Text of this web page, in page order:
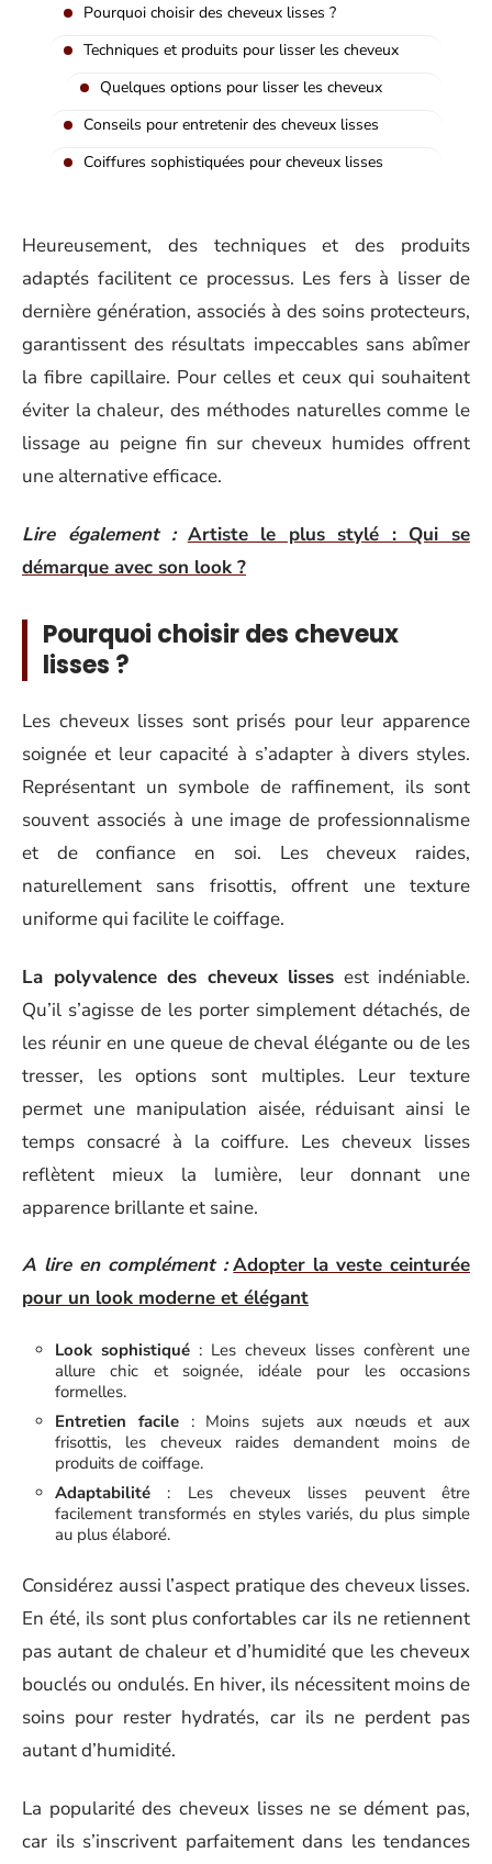
Pourquoi choisir des cheveux lisses ?
Techniques et produits pour lisser les cheveux
Quelques options pour lisser les cheveux
Conseils pour entretenir des cheveux lisses
Coiffures sophistiquées pour cheveux lisses
Heureusement, des techniques et des produits
adaptés facilitent ce processus. Les fers à lisser de
dernière génération, associés à des soins protecteurs,
garantissent des résultats impeccables sans abîmer
la fibre capillaire. Pour celles et ceux qui souhaitent
éviter la chaleur, des méthodes naturelles comme le
lissage au peigne fin sur cheveux humides offrent
une alternative efficace.
Lire également : Artiste le plus stylé : Qui se
démarque avec son look ?
Pourquoi choisir des cheveux
lisses ?
Les cheveux lisses sont prisés pour leur apparence
soignée et leur capacité à s’adapter à divers styles.
Représentant un symbole de raffinement, ils sont
souvent associés à une image de professionnalisme
et de confiance en soi. Les cheveux raides,
naturellement sans frisottis, offrent une texture
uniforme qui facilite le coiffage.
La polyvalence des cheveux lisses est indéniable.
Qu’il s’agisse de les porter simplement détachés, de
les réunir en une queue de cheval élégante ou de les
tresser, les options sont multiples. Leur texture
permet une manipulation aisée, réduisant ainsi le
temps consacré à la coiffure. Les cheveux lisses
reflètent mieux la lumière, leur donnant une
apparence brillante et saine.
A lire en complément : Adopter la veste ceinturée
pour un look moderne et élégant
Look sophistiqué : Les cheveux lisses confèrent une
allure chic et soignée, idéale pour les occasions
formelles.
Entretien facile: Moins sujets aux nœuds et aux
frisottis, les cheveux raides demandent moins de
produits de coiffage.
Adaptabilité : Les cheveux lisses peuvent être
facilement transformés en styles variés, du plus simple
au plus élaboré.
Considérez aussi l’aspect pratique des cheveux lisses.
En été, ils sont plus confortables car ils ne retiennent
pas autant de chaleur et d’humidité que les cheveux
bouclés ou ondulés. En hiver, ils nécessitent moins de
soins pour rester hydratés, car ils ne perdent pas
autant d’humidité.
La popularité des cheveux lisses ne se dément pas,
car ils s’inscrivent parfaitement dans les tendances